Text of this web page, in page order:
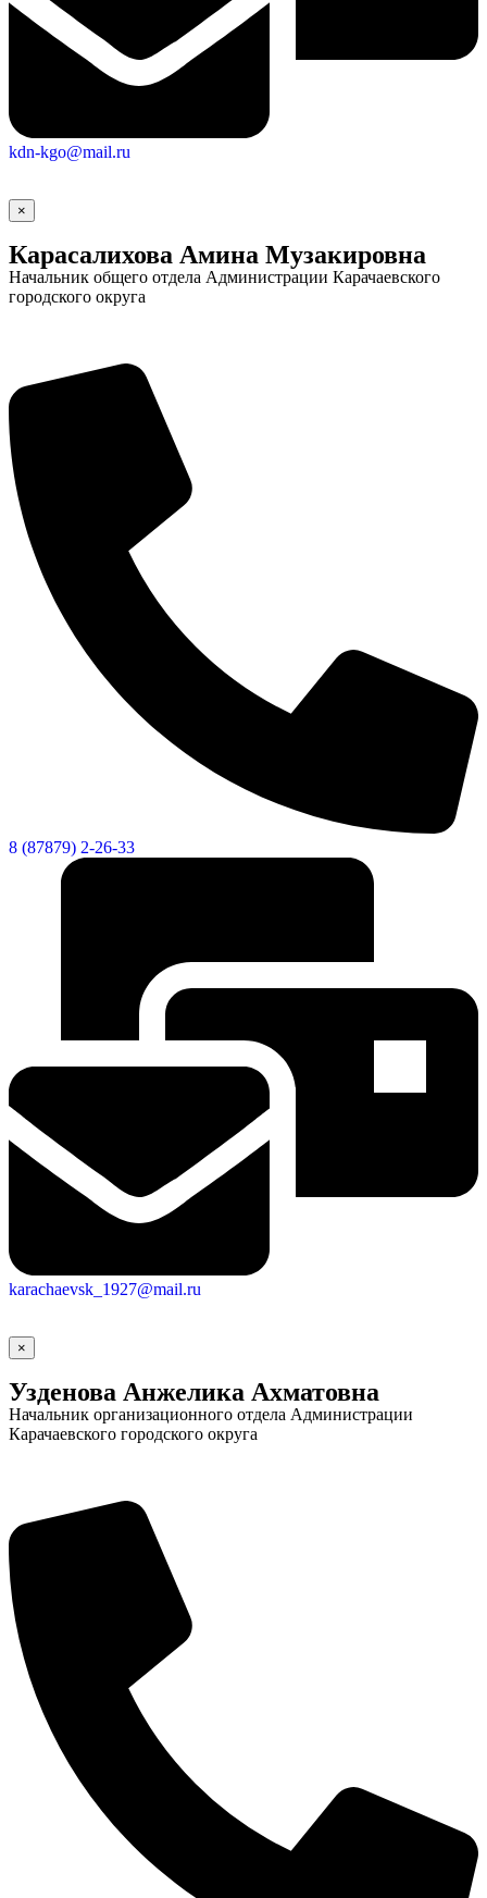
kdn-kgo@mail.ru
×
Карасалихова Амина Музакировна
Начальник общего отдела Администрации Карачаевского
городского округа
8 (87879) 2-26-33
karachaevsk_1927@mail.ru
×
Узденова Анжелика Ахматовна
Начальник организационного отдела Администрации
Карачаевского городского округа